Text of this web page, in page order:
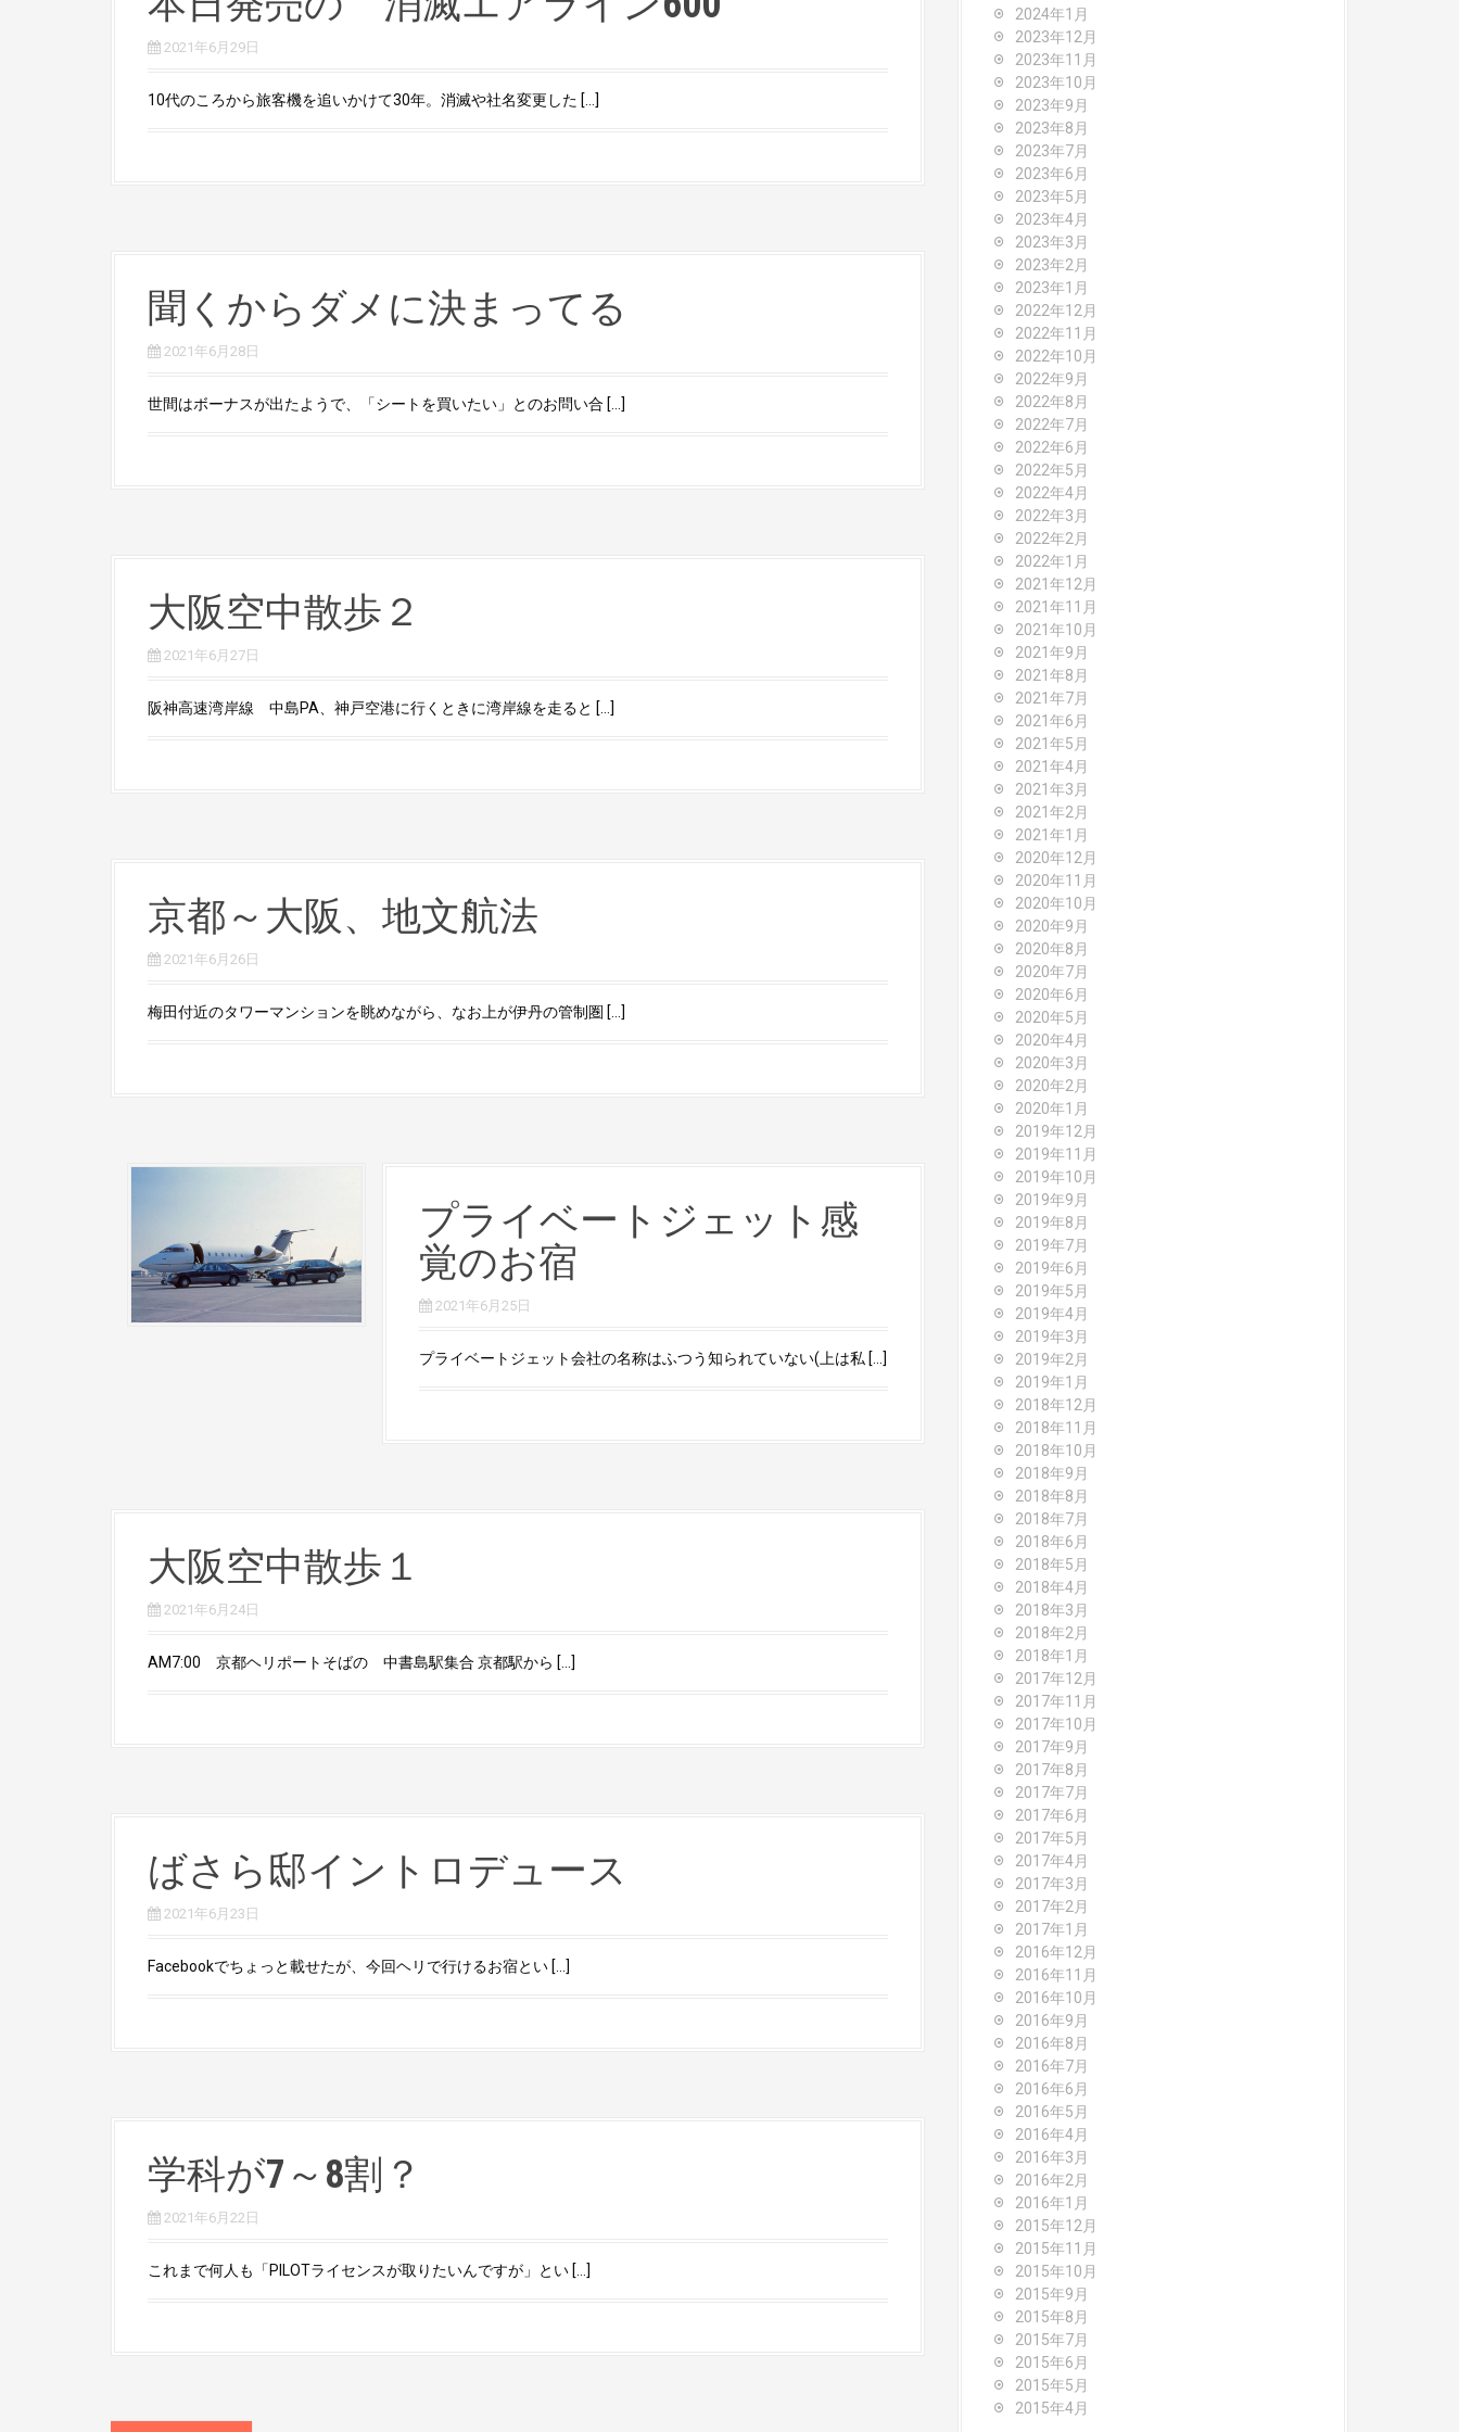
2021年6月29日
10代のころから旅客機を追いかけて30年。消滅や社名変更した […]
聞くからダメに決まってる
2021年6月28日
世間はボーナスが出たようで、「シートを買いたい」とのお問い合 […]
大阪空中散歩２
2021年6月27日
阪神高速湾岸線 中島PA、神戸空港に行くときに湾岸線を走ると […]
京都～大阪、地文航法
2021年6月26日
梅田付近のタワーマンションを眺めながら、なお上が伊丹の管制圏 […]
プライベートジェット感
覚のお宿
2021年6月25日
プライベートジェット会社の名称はふつう知られていない(上は私 […]
大阪空中散歩１
2021年6月24日
AM7:00 京都ヘリポートそばの 中書島駅集合 京都駅から […]
ばさら邸イントロデュース
2021年6月23日
Facebookでちょっと載せたが、今回ヘリで行けるお宿とい […]
学科が7～8割？
2021年6月22日
これまで何人も「PILOTライセンスが取りたいんですが」とい […]
2024年1月
2023年12月
2023年11月
2023年10月
2023年9月
2023年8月
2023年7月
2023年6月
2023年5月
2023年4月
2023年3月
2023年2月
2023年1月
2022年12月
2022年11月
2022年10月
2022年9月
2022年8月
2022年7月
2022年6月
2022年5月
2022年4月
2022年3月
2022年2月
2022年1月
2021年12月
2021年11月
2021年10月
2021年9月
2021年8月
2021年7月
2021年6月
2021年5月
2021年4月
2021年3月
2021年2月
2021年1月
2020年12月
2020年11月
2020年10月
2020年9月
2020年8月
2020年7月
2020年6月
2020年5月
2020年4月
2020年3月
2020年2月
2020年1月
2019年12月
2019年11月
2019年10月
2019年9月
2019年8月
2019年7月
2019年6月
2019年5月
2019年4月
2019年3月
2019年2月
2019年1月
2018年12月
2018年11月
2018年10月
2018年9月
2018年8月
2018年7月
2018年6月
2018年5月
2018年4月
2018年3月
2018年2月
2018年1月
2017年12月
2017年11月
2017年10月
2017年9月
2017年8月
2017年7月
2017年6月
2017年5月
2017年4月
2017年3月
2017年2月
2017年1月
2016年12月
2016年11月
2016年10月
2016年9月
2016年8月
2016年7月
2016年6月
2016年5月
2016年4月
2016年3月
2016年2月
2016年1月
2015年12月
2015年11月
2015年10月
2015年9月
2015年8月
2015年7月
2015年6月
2015年5月
2015年4月